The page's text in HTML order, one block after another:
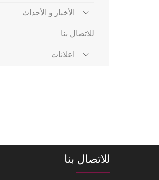
الأخبار و الأحداث
للاتصال بنا
اعلانات
للاتصال بنا